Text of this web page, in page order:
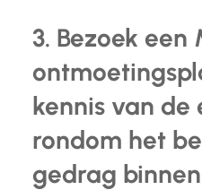
3. Bezoek
kennis van de
rondom het
gedrag